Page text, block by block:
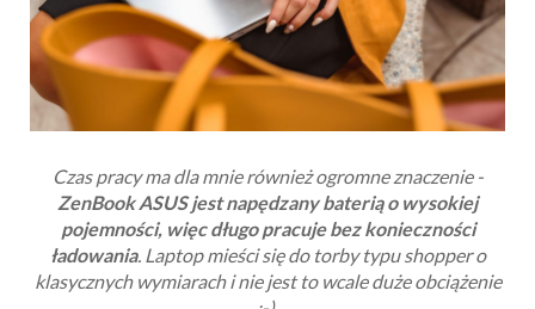
Czas pracy ma dla mnie również ogromne znaczenie -
ZenBook ASUSjest napędzany baterią o wysokiej
pojemności, więc długo pracuje bez konieczności
ładowania. Laptop mieści się do torby typu shopper o
klasycznych wymiarach i nie jest to wcale duże obciążenie